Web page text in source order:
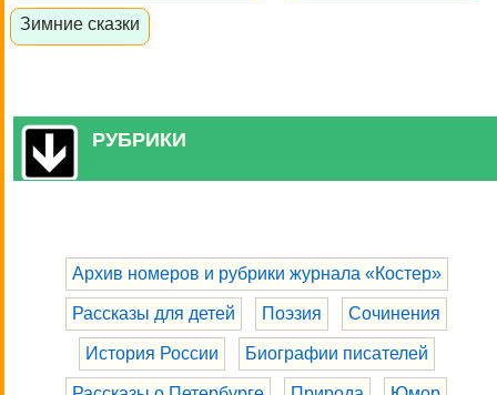
Зимние сказки
РУБРИКИ
Архив номеров и рубрики журнала «Костер»
Рассказы для детей Поэзия Сочинения
История России Биографии писателей